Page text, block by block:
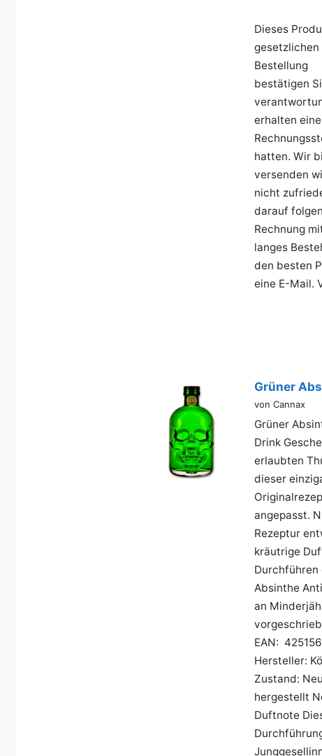
Dieses
Bestellung
bestätigen
erhalten
hatten. Wir
versenden
nicht
darauf
Rechnung
langes
den besten
eine E-Mail.
Grüner
von Cannax
Grüner
Drink
erlaubten
dieser
angepasst.
Rezeptur
kräutrige
Absinthe
an
EAN:
Hersteller:
Zustand:
hergestellt
Duftnote